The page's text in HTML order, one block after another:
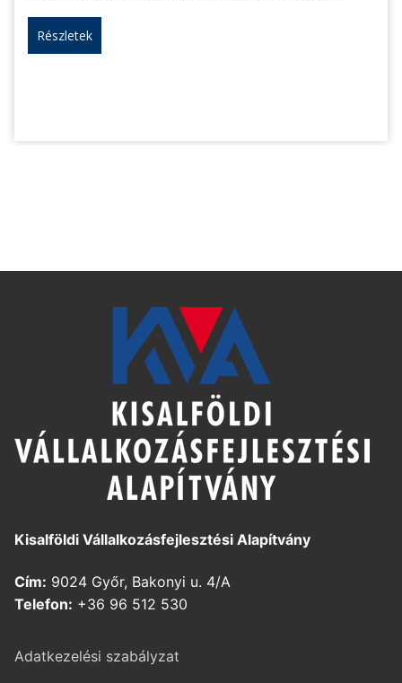
Részletek
Kisalföldi Vállalkozásfejlesztési Alapítvány
Cím: 9024 Győr, Bakonyi u. 4/A
Telefon: +36 96 512 530
Adatkezelési szabályzat